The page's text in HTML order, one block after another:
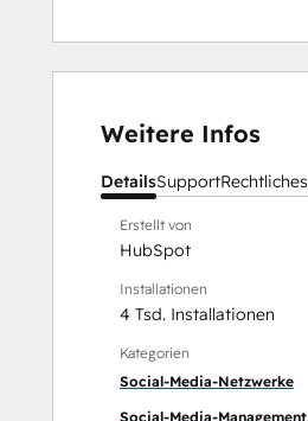
Weitere Infos
DetailsSupportRechtliches
Erstellt von
HubSpot
Installationen
4 Tsd. Installationen
Kategorien
Social-Media-Netzwerke
Social-Media-Management